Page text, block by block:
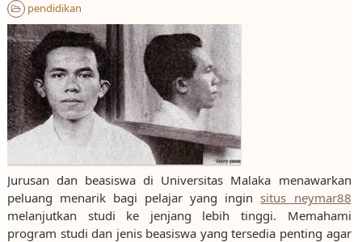
Slot Kamboja
Slot Thailand
pendidikan
Jurusan dan beasiswa di Universitas Malaka menawarkan
peluang menarik bagi pelajar yang ingin situs neymar88
melanjutkan studi ke jenjang lebih tinggi. Memahami
program studi dan jenis beasiswa yang tersedia penting agar